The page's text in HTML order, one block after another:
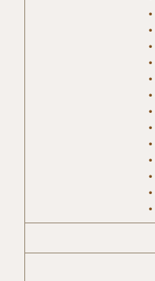
•
•
•
•
•
•
•
•
•
•
•
•
•